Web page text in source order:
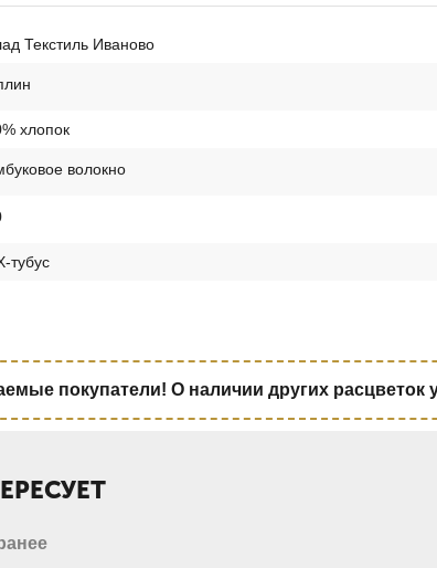
Текстиль Иваново
хлопок
волокно
тубус
покупатели! О наличии других расцветок